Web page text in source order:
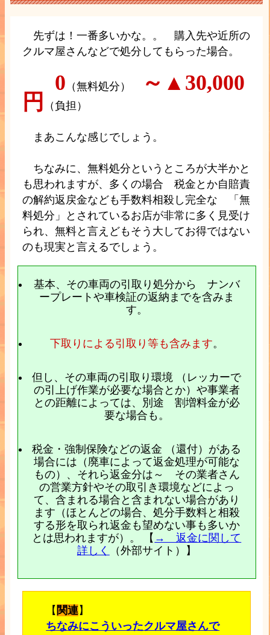
先ずは！一番多いかな。。 購入先や近所の
クルマ屋さんなどで処分してもらった場合。
0 （無料処分）
～▲30,000
円
（負担）
まあこんな感じでしょう。
ちなみに、無料処分というところが大半かと
も思われますが、多くの場合 税金とか自賠責
の解約返戻金なども手数料相殺し完全な 「無
料処分」とされているお店が非常に多く見受け
られ、無料と言えどもそう大してお得ではない
のも現実と言えるでしょう。
基本、その車両の引取り処分から ナンバ
ープレートや車検証の返納までを含みま
す。
下取りによる引取り等も含みます。
但し、その車両の引取り環境 （レッカーで
の引上げ作業が必要な場合とか）や事業者
との距離によっては、別途 割増料金が必
要な場合も。
税金・強制保険などの返金 （還付）がある
場合には（廃車によって返金処理が可能な
もの）、それら返金分は～ その業者さん
の営業方針やその取引き環境などによっ
て、含まれる場合と含まれない場合があり
ます（ほとんどの場合、処分手数料と相殺
する形を取られ返金も望めない事も多いか
とは思われますが）。 【 → 返金に関して
詳しく
（外部サイト）】
【 関連】
ちなみにこういったクルマ屋さんで